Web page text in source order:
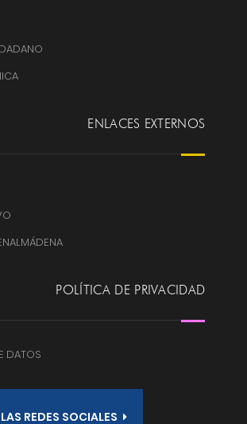
ENLACES EXTERNOS
POLÍTICA DE PRIVACIDAD
DATOS
REDES SOCIALES